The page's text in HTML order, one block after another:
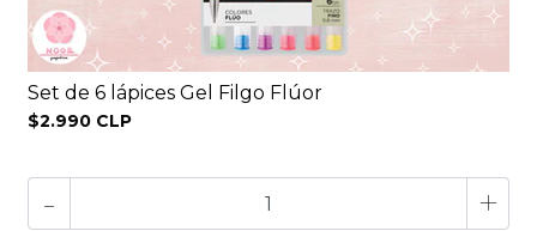
Set de 6 lápices Gel Filgo Flúor
$2.990 CLP
- +